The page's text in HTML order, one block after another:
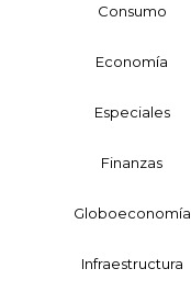
Consumo
Economía
Especiales
Finanzas
Globoeconomía
Infraestructura